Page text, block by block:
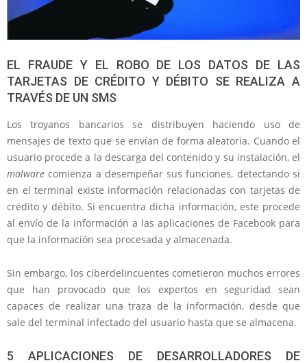
EL FRAUDE Y EL ROBO DE LOS DATOS DE LAS
TARJETAS DE CRÉDITO Y DÉBITO SE REALIZA A
TRAVÉS DE UN SMS
Los troyanos bancarios se distribuyen haciendo uso de
mensajes de texto que se envían de forma aleatoria. Cuando el
usuario procede a la descarga del contenido y su instalación, el
malware comienza a desempeñar sus funciones, detectando si
en el terminal existe información relacionadas con tarjetas de
crédito y débito. Si encuentra dicha información, este procede
al envío de la información a las aplicaciones de Facebook para
que la información sea procesada y almacenada.
Sin embargo, los ciberdelincuentes cometieron muchos errores
que han provocado que los expertos en seguridad sean
capaces de realizar una traza de la información, desde que
sale del terminal infectado del usuario hasta que se almacena.
5 APLICACIONES DE DESARROLLADORES DE